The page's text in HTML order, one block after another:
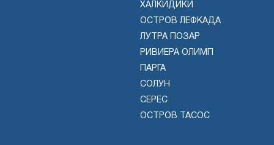
ХАЛКИДИКИ
ОСТРОВ ЛЕФКАДА
ЛУТРА ПОЗАР
РИВИЕРА ОЛИМП
ПАРГА
СОЛУН
СЕРЕС
ОСТРОВ ТАСОС